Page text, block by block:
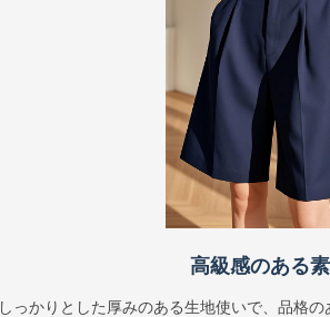
高級感のある
しっかりとした厚みのある生地使いで、品格の